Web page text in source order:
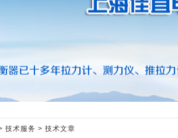
电子测力仪
无线测力计
无线拉力计
压力测力计
技术服务 > 技术文章